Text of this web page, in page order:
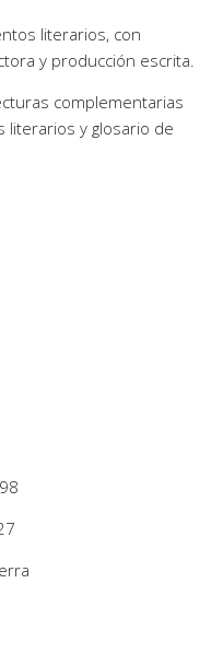
literarios, con
y producción escrita.
complementarias
literarios y glosario de